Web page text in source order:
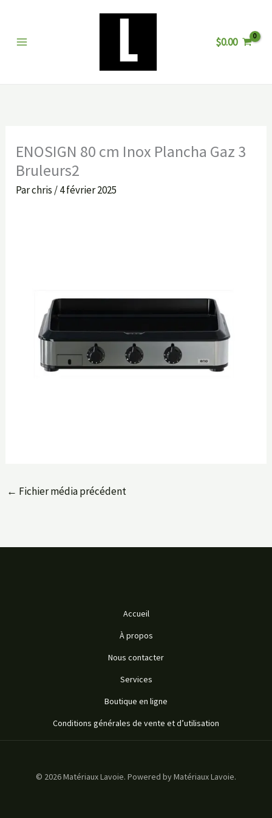
contenu
$0.00
ENOSIGN 80 cm Inox Plancha Gaz 3
Bruleurs2
Parchris /4 février 2025
← Fichier média précédent
Accueil
À propos
Nous contacter
Services
Boutique en ligne
Conditions générales de vente et d’utilisation
© 2026 Matériaux Lavoie. Powered by Matériaux Lavoie.